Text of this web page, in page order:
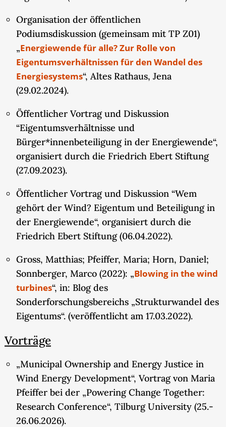
Organisation der öffentlichen
Podiumsdiskussion (gemeinsam mit TP Z01)
„Energiewende für alle? Zur Rolle von
Eigentumsverhältnissen für den Wandel des
Energiesystems“, Altes Rathaus, Jena
(29.02.2024).
Öffentlicher Vortrag und Diskussion
“Eigentumsverhältnisse und
Bürger*innenbeteiligung in der Energiewende“,
organisiert durch die Friedrich Ebert Stiftung
(27.09.2023).
Öffentlicher Vortrag und Diskussion “Wem
gehört der Wind? Eigentum und Beteiligung in
der Energiewende“, organisiert durch die
Friedrich Ebert Stiftung (06.04.2022).
Gross, Matthias; Pfeiffer, Maria; Horn, Daniel;
Sonnberger, Marco (2022): „Blowing in the wind
turbines“, in: Blog des
Sonderforschungsbereichs „Strukturwandel des
Eigentums“. (veröffentlicht am 17.03.2022).
Vorträge
„Municipal Ownership and Energy Justice in
Wind Energy Development“, Vortrag von Maria
Pfeiffer bei der „Powering Change Together:
Research Conference“, Tilburg University (25.-
26.06.2026).